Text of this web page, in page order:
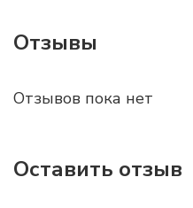
Отзывы
Отзывов пока нет
Оставить отзыв